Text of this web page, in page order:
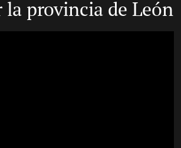
la provincia de León